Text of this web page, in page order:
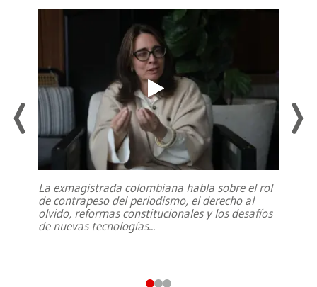
La exmagistrada colombiana habla sobre el rol
de contrapeso del periodismo, el derecho al
olvido, reformas constitucionales y los desafíos
de nuevas tecnologías...